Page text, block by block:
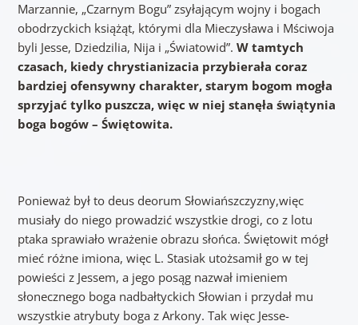
Marzannie, „Czarnym Bogu” zsyłającym wojny i bogach
obodrzyckich książąt, którymi dla Mieczysława i Mściwoja
byli Jesse, Dziedzilia, Nija i „Światowid”. W tamtych
czasach, kiedy chrystianizacia przybierała coraz
bardziej ofensywny charakter, starym bogom mogła
sprzyjać tylko puszcza, więc w niej stanęła świątynia
boga bogów – Świętowita.
Ponieważ był to deus deorum Słowiańszczyzny,więc
musiały do niego prowadzić wszystkie drogi, co z lotu
ptaka sprawiało wrażenie obrazu słońca. Świętowit mógł
mieć różne imiona, więc L. Stasiak utożsamił go w tej
powieści z Jessem, a jego posąg nazwał imieniem
słonecznego boga nadbałtyckich Słowian i przydał mu
wszystkie atrybuty boga z Arkony. Tak więc Jesse-